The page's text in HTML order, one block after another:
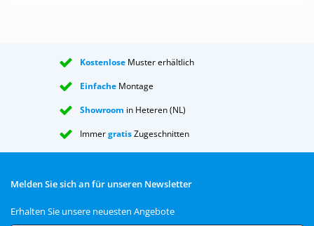
Kostenlose Muster erhältlich
Einfache Montage
Showroom in Heteren (NL)
ImmergratisZugeschnitten
Melden Sie sich an für unseren Newsletter
Erhalten Sie unsere neuesten Angebote